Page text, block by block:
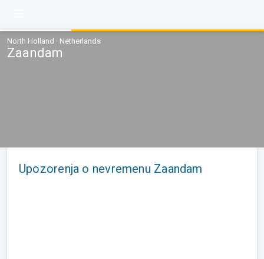
North Holland · Netherlands
Zaandam
Upozorenja o nevremenu Zaandam